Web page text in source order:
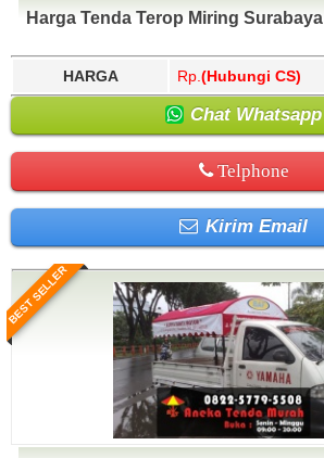
Harga Tenda Terop Miring Surabaya
HARGA Rp. (Hubungi CS)
Chat Whatsapp
Telphone
Kirim Email
BEST SELLER